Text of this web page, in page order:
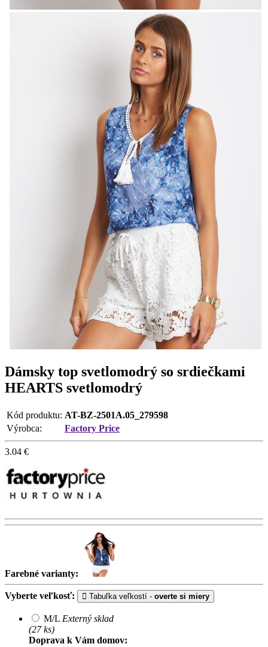
Dámsky top svetlomodrý so srdiečkami
HEARTS svetlomodrý
Kód produktu: AT-BZ-2501A.05_279598
Výrobca:
Factory Price
3.04 €
Farebné varianty:
Vyberte veľkosť: Tabuľka veľkostí - overte si miery
M/L Externý sklad
(27 ks)
Doprava k Vám domov: